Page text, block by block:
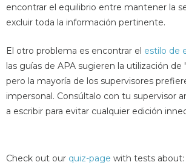
encontrar el equilibrio entre mantener la
excluir toda la información pertinente.
El otro problema es encontrar el estilo de
las guías de APA sugieren la utilización de
pero la mayoría de los supervisores
impersonal. Consúltalo con tu supervisor
a escribir para evitar cualquier edición
Check out our quiz-page with tests about: